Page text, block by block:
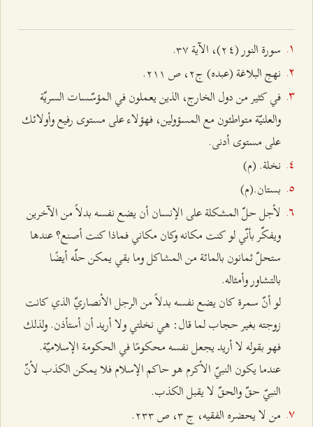
سورة النور (٢٤)، الآية ٣۷.
نهج البلاغة (عبده) ج٢، ص ٢۱۱.
في كثير من دول الخارج، الذين يعملون في المؤسّسات السريّة
والعلنيّة متواطئون مع المسؤولين، فهؤلاء على مستوى رفيع وأولائك
على مستوى أدنى.
نخلة. (م)
بستان.(م)
لأجل حلّ المشكلة على الإنسان أن يضع نفسه بدلاً من الآخرين
ويفكّر بأنّي لو كنت مكانه وكان مكاني فماذا كنت أصنع؟ عندها
ستحلّ ثمانون بالمائة من المشاكل وما بقي يمكن حلّه أيضًا
بالتشاور وأمثاله.
لو أنّ سمرة كان يضع نفسه بدلاً من الرجل الأنصاريّ الذي كانت
زوجته بغير حجاب لما قال: هي نخلتي ولا أريد أن أستأذن. ولذلك
فهو بقوله لا أريد يجعل نفسه محكومًا في الحكومة الإسلاميّة.
عندما يكون النبيّ الأكرم هو حاكم الإسلام فلا يمكن الكذب لأنّ
النبيّ حقّ والحقّ لا يقبل الكذب.
من لا يحضره الفقيه، ج ٣، ص ٢٣٣.